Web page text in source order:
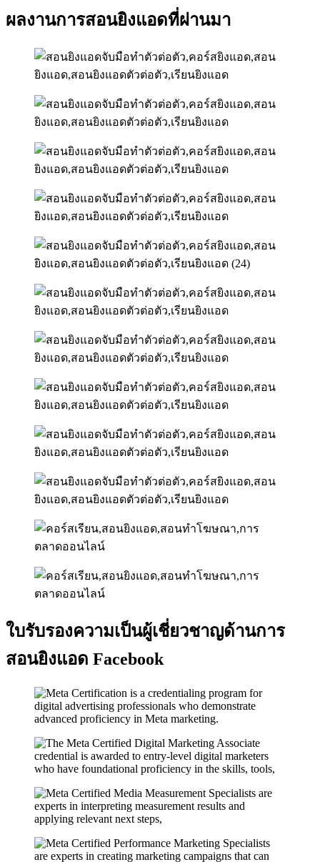
ผลงานการสอนยิงแอดที่ผ่านมา
ใบรับรองความเป็นผู้เชี่ยวชาญด้านการ
สอนยิงแอด Facebook